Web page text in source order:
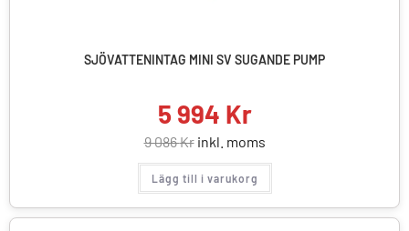
SJÖVATTENINTAG MINI SV SUGANDE PUMP
5 994 Kr
9 086Krinkl. moms
Lägg till i varukorg